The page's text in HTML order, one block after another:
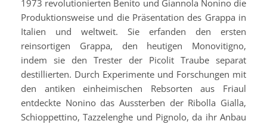
1973 revolutionierten Benito und Giannola Nonino die
Produktionsweise und die Präsentation des Grappa in
Italien und weltweit. Sie erfanden den ersten
reinsortigen Grappa, den heutigen Monovitigno,
indem sie den Trester der Picolit Traube separat
destillierten. Durch Experimente und Forschungen mit
den antiken einheimischen Rebsorten aus Friaul
entdeckte Nonino das Aussterben der Ribolla Gialla,
Schioppettino, Tazzelenghe und Pignolo, da ihr Anbau